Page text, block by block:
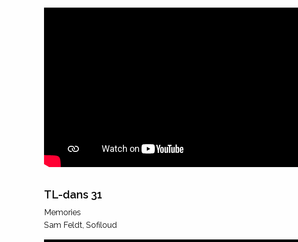
TL-dans 31
Memories
Sam Feldt, Sofiloud